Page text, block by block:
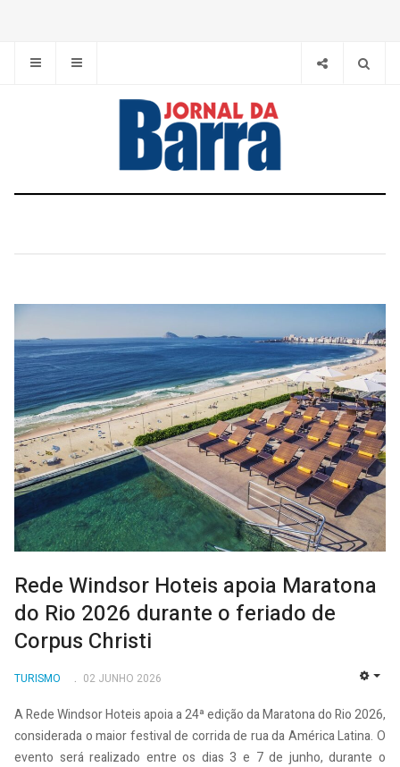
Rede Windsor Hoteis apoia Maratona
do Rio 2026 durante o feriado de
Corpus Christi
TURISMO 02 JUNHO 2026
A Rede Windsor Hoteis apoia a 24ª edição da Maratona do Rio 2026,
considerada o maior festival de corrida de rua da América Latina. O
evento será realizado entre os dias 3 e 7 de junho, durante o